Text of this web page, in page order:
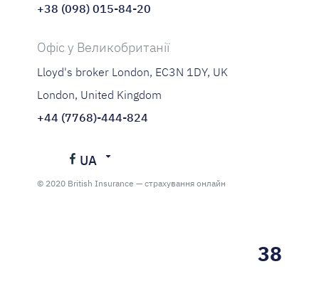
+38 (098) 015-84-20
Офіс у Великобританії
Lloyd's broker London, EC3N 1DY, UK
London, United Kingdom
+44 (7768)-444-824
UA
Українська
© 2020 British Insurance — страхування онлайн
38